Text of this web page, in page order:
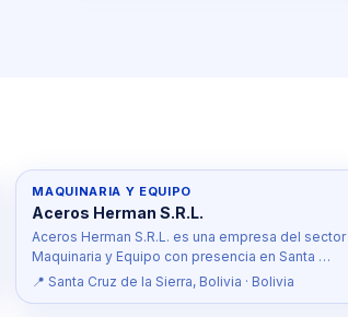
MAQUINARIA Y EQUIPO
Aceros Herman S.R.L.
Aceros Herman S.R.L. es una empresa del sector
Maquinaria y Equipo con presencia en Santa …
📍 Santa Cruz de la Sierra, Bolivia · Bolivia